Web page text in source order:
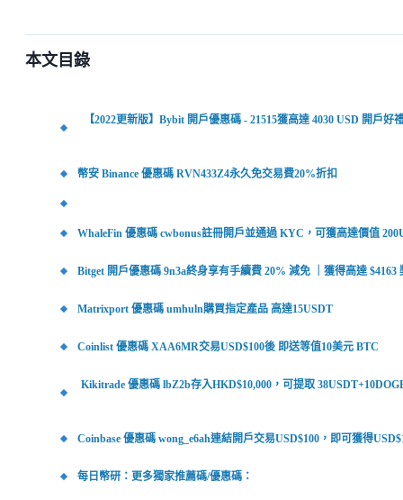
本文目錄
【2022更新版】Bybit 開戶優惠碼 - 21515獲高達 4030 USD 開戶好
幣安 Binance 優惠碼 RVN433Z4永久免交易費20%折扣
WhaleFin 優惠碼 cwbonus註冊開戶並通過 KYC，可獲高達價值
Bitget 開戶優惠碼 9n3a終身享有手續費 20% 減免 ｜獲得高達 $4163
Matrixport 優惠碼 umhuln購買指定產品 高達15USDT
Coinlist 優惠碼 XAA6MR交易USD$100後 即送等值10美元 BTC
Kikitrade 優惠碼 lbZ2b存入HKD$10,000，可提取
Coinbase 優惠碼 wong_e6ah連結開戶交易USD$100，即可獲得
每日幣研：更多獨家推薦碼/優惠碼：